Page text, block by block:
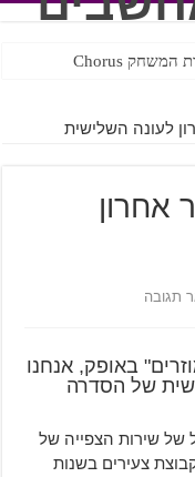
לעונה השלישית
אחרון
תגובה
באופק, אנחנו
של הסדרה
שירות הצפייה של
צעירים בשנות